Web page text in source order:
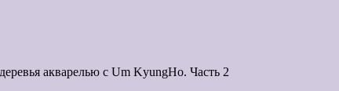
акварелью с Um KyungHo. Часть 2